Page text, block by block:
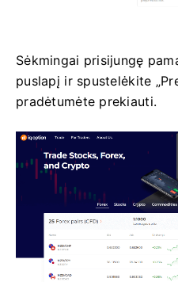
Sėkmingai prisijungę
puslapį ir spustelėkite
pradėtumėte prekiauti.